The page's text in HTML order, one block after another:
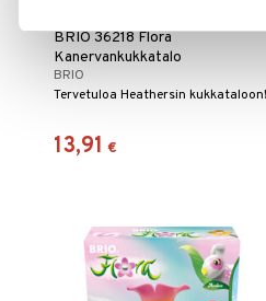
BRIO 36218 Flora
Kanervankukkatalo
BRIO
Tervetuloa Heathersin kukkataloon!
13,91 €